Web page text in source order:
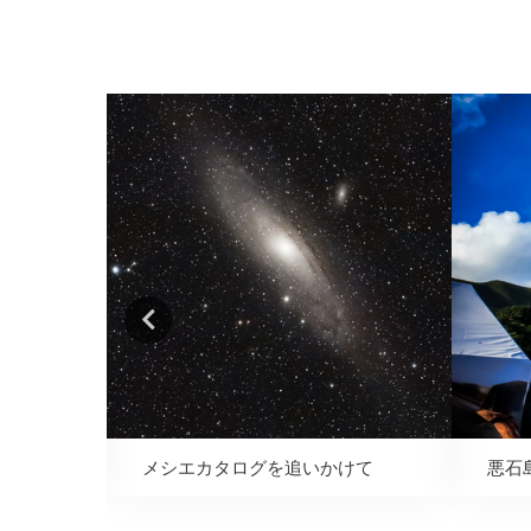
メシエカタログを追いかけて 悪石